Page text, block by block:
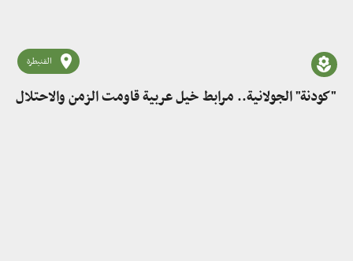
القنيطرة
"كودنة" الجولانية.. مرابط خيل عربية قاومت الزمن والاحتلال